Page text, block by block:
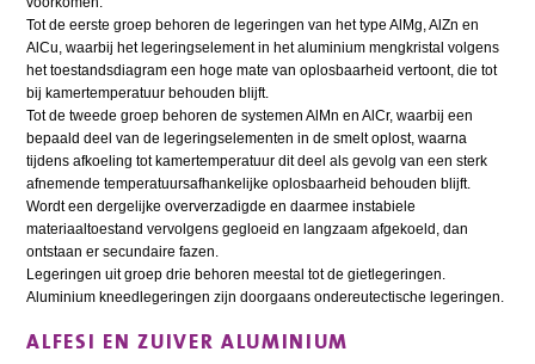
Tot de eerste groep behoren de legeringen van het type AlMg, AlZn en
AlCu, waarbij het legeringselement in het aluminium mengkristal volgens
het toestandsdiagram een hoge mate van oplosbaarheid vertoont, die tot
bij kamertemperatuur behouden blijft.
Tot de tweede groep behoren de systemen AlMn en AlCr, waarbij een
bepaald deel van de legeringselementen in de smelt oplost, waarna
tijdens afkoeling tot kamertemperatuur dit deel als gevolg van een sterk
afnemende temperatuursafhankelijke oplosbaarheid behouden blijft.
Wordt een dergelijke oververzadigde en daarmee instabiele
materiaaltoestand vervolgens gegloeid en langzaam afgekoeld, dan
ontstaan er secundaire fazen.
Legeringen uit groep drie behoren meestal tot de gietlegeringen.
Aluminium kneedlegeringen zijn doorgaans ondereutectische legeringen.
ALFESI EN ZUIVER ALUMINIUM